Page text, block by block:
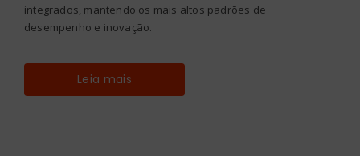
integrados, mantendo os mais altos padrões de
desempenho e inovação.
Leia mais